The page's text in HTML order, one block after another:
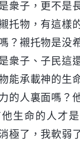
衆子，更不是
托物，有這樣
？襯托物是没
衆子、子民這
能承載神的生
的人裏面嗎？
生命的人才
極了，我軟弱